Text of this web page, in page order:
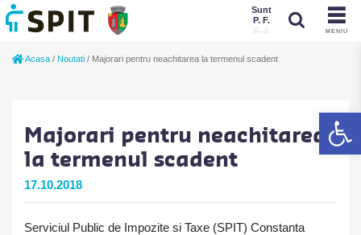
MENIU
Sunt
P. F.
P. J.
Acasa / Noutati / Majorari pentru neachitarea la termenul scadent
Majorari pentru neachitarea
la termenul scadent
17.10.2018
Serviciul Public de Impozite si Taxe (SPIT) Constanta